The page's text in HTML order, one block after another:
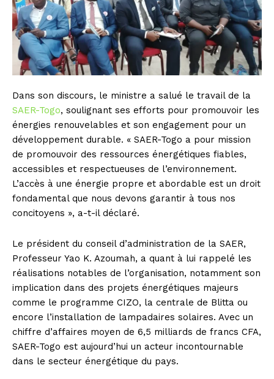
Dans son discours, le ministre a salué le travail de la
SAER-Togo, soulignant ses efforts pour promouvoir les
énergies renouvelables et son engagement pour un
développement durable. « SAER-Togo a pour mission
de promouvoir des ressources énergétiques fiables,
accessibles et respectueuses de l’environnement.
L’accès à une énergie propre et abordable est un droit
fondamental que nous devons garantir à tous nos
concitoyens », a-t-il déclaré.
Le président du conseil d’administration de la SAER,
Professeur Yao K. Azoumah, a quant à lui rappelé les
réalisations notables de l’organisation, notamment son
implication dans des projets énergétiques majeurs
comme le programme CIZO, la centrale de Blitta ou
encore l’installation de lampadaires solaires. Avec un
chiffre d’affaires moyen de 6,5 milliards de francs CFA,
SAER-Togo est aujourd’hui un acteur incontournable
dans le secteur énergétique du pays.